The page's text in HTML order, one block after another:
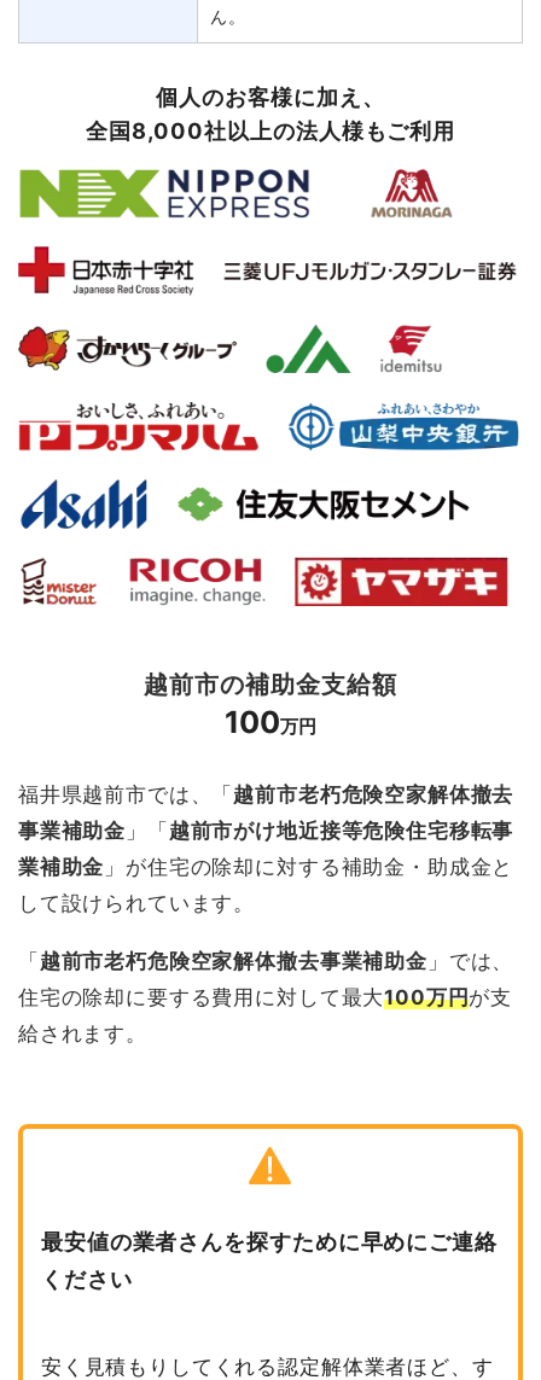
ん。
個人のお客様に加え、
全国8,000社以上の法人様もご利用
越前市の補助金支給額
100万円
福井県越前市では、「 越前市老朽危険空家解体撤去
事業補助金 」「 越前市がけ地近接等危険住宅移転事
業補助金 」が住宅の除却に対する補助金・助成金と
して設けられています。
「 越前市老朽危険空家解体撤去事業補助金 」では、
住宅の除却に要する費用に対して最大100万円が支
給されます。
最安値の業者さんを探すために早めにご連絡
ください
安く見積もりしてくれる認定解体業者ほど、す